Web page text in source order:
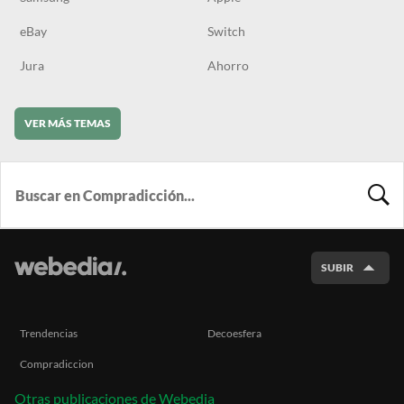
eBay Switch
Jura Ahorro
VER MÁS TEMAS
SUBIR
Trendencias Decoesfera
Compradiccion
Otras publicaciones de Webedia